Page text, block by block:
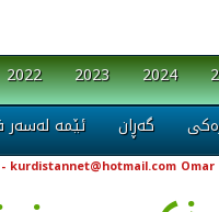
2022 2023 2024
ئێمە گەڕان
kurdistannet@hotmail.com Omar